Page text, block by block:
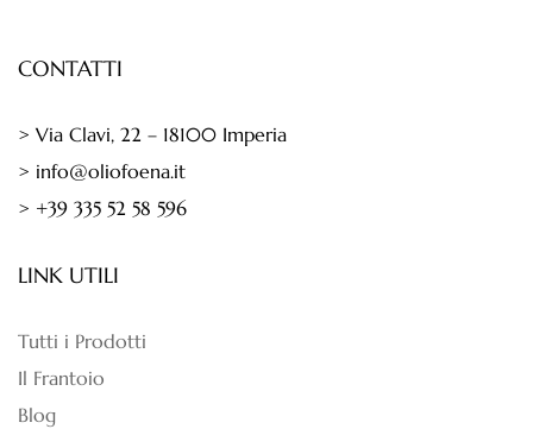
CONTATTI
> Via Clavi, 22 – 18100 Imperia
> info@oliofoena.it
> +39 335 52 58 596
LINK UTILI
Tutti i Prodotti
Il Frantoio
Blog